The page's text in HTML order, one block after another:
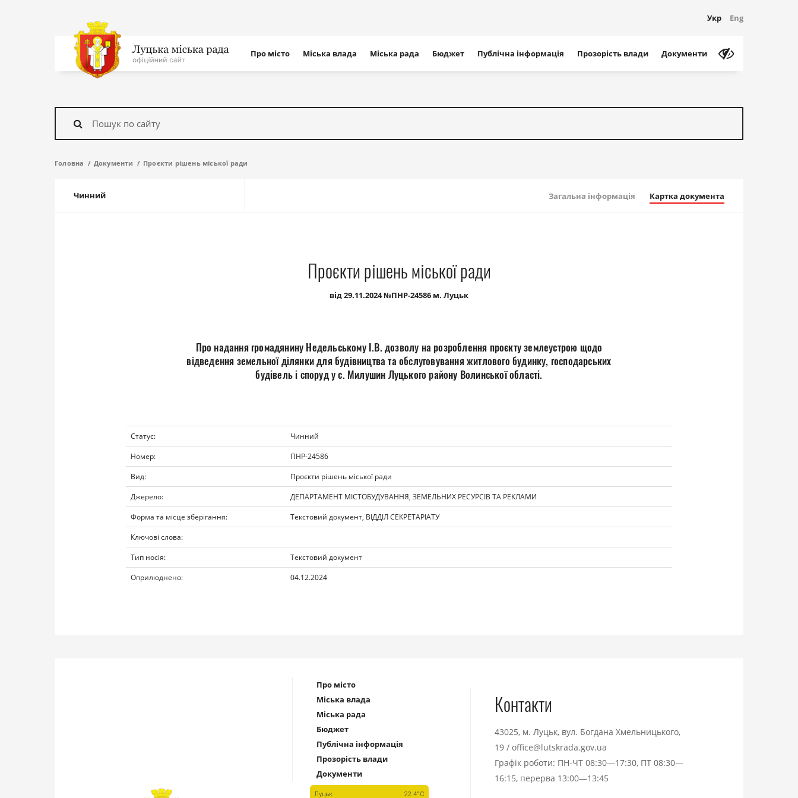
Укр Eng
На
головну
сайту
Про місто Міська влада Міська рада Бюджет Публічна інформація Прозорість влади Документи
Знайти
Головна Документи Проєкти рішень міської ради
Чинний Загальна інформація Картка документа
Проєкти рішень міської ради
від 29.11.2024 №ПНР-24586 м. Луцьк
Про надання громадянину Недельському І.В. дозволу на розроблення проєкту землеустрою щодо
відведення земельної ділянки для будівництва та обслуговування житлового будинку, господарських
будівель і споруд у с. Милушин Луцького району Волинської області.
Статус:
Чинний
Номер:
ПНР-24586
Вид:
Проєкти рішень міської ради
Джерело:
ДЕПАРТАМЕНТ МІСТОБУДУВАННЯ, ЗЕМЕЛЬНИХ РЕСУРСІВ ТА РЕКЛАМИ
Форма та місце зберігання:
Текстовий документ, ВІДДІЛ СЕКРЕТАРІАТУ
Ключові слова:
Тип носія:
Текстовий документ
Оприлюднено:
04.12.2024
Про місто
Міська влада
Міська рада
Бюджет
Публічна інформація
Прозорість влади
Документи
Контакти
43025, м. Луцьк, вул. Богдана Хмельницького,
19 / office@lutskrada.gov.ua
Графік роботи: ПН-ЧТ 08:30—17:30, ПТ 08:30—
16:15, перерва 13:00—13:45